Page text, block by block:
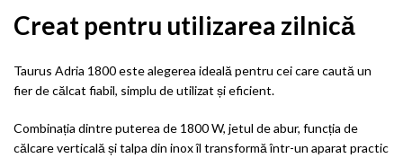
Creat pentru utilizarea zilnică
Taurus Adria 1800 este alegerea ideală pentru cei care caută un
fier de călcat fiabil, simplu de utilizat și eficient.
Combinația dintre puterea de 1800 W, jetul de abur, funcția de
călcare verticală și talpa din inox îl transformă într-un aparat practic